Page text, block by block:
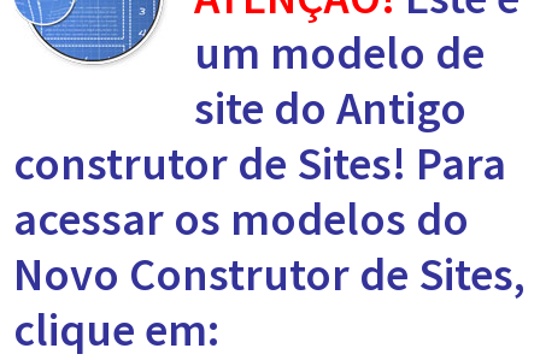
um modelo de
site do Antigo
construtor de Sites! Para
acessar os modelos do
Novo Construtor de Sites,
clique em: